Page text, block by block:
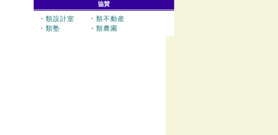
協賛
・ 類設計室 ・ 類不動産
・ 類塾 ・ 類農園